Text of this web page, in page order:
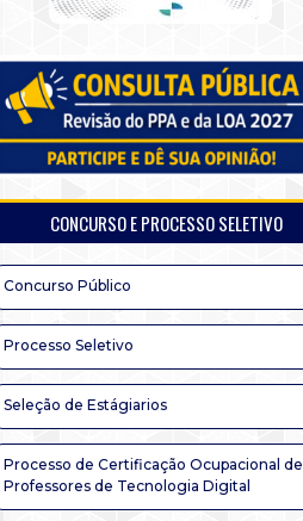
CONCURSO E PROCESSO SELETIVO
Concurso Público
Processo Seletivo
Seleção de Estágiarios
Processo de Certificação Ocupacional de
Professores de Tecnologia Digital